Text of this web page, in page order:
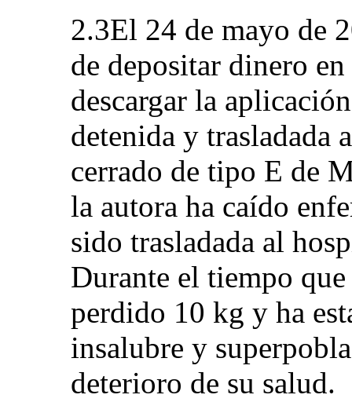
2.3El 24 de mayo de
de depositar dinero
descargar la
detenida y trasladada
cerrado de tipo E de
la autora ha caído
sido trasladada al
Durante el tiempo
perdido 10 kg y ha
insalubre y
deterioro de su salud.